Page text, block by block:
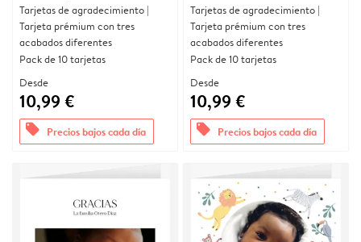
Tarjetas de agradecimiento |
Tarjeta prémium con tres
acabados diferentes
Pack de 10 tarjetas
Desde
10,99 €
offers Precios bajos cada día
Tarjetas de agradecimiento |
Tarjeta prémium con tres
acabados diferentes
Pack de 10 tarjetas
Desde
10,99 €
offers Precios bajos cada día